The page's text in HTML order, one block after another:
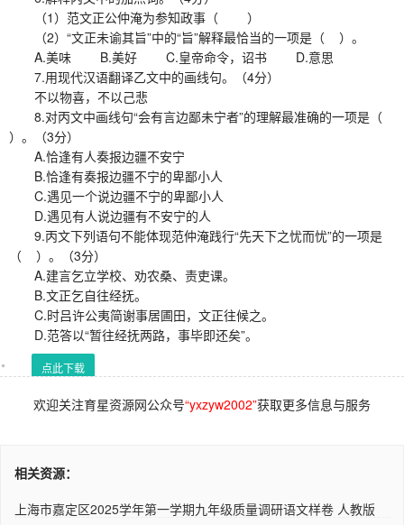
（1）范文正公仲淹为参知政事（ ）
（2）“文正未谕其旨”中的“旨”解释最恰当的一项是（ ）。
A.美味 B.美好 C.皇帝命令，诏书 D.意思
7.用现代汉语翻译乙文中的画线句。（4分）
不以物喜，不以己悲
8.对丙文中画线句“会有言边鄙未宁者”的理解最准确的一项是（
）。（3分）
A.恰逢有人奏报边疆不安宁
B.恰逢有奏报边疆不宁的卑鄙小人
C.遇见一个说边疆不宁的卑鄙小人
D.遇见有人说边疆有不安宁的人
9.丙文下列语句不能体现范仲淹践行“先天下之忧而忧”的一项是
（ ）。（3分）
A.建言乞立学校、劝农桑、责吏课。
B.文正乞自往经抚。
C.时吕许公夷简谢事居圃田，文正往候之。
D.范答以“暂往经抚两路，事毕即还矣”。
点此下载
欢迎关注育星资源网公众号“yxzyw2002”获取更多信息与服务
相关资源：
上海市嘉定区2025学年第一学期九年级质量调研语文样卷 人教版